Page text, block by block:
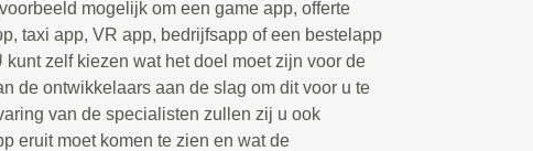
mogelijk om een game app, offerte
taxi app, VR app, bedrijfsapp of een bestelapp
zelf kiezen wat het doel moet zijn voor de
de ontwikkelaars aan de slag om dit voor u te
van de specialisten zullen zij u ook
eruit moet komen te zien en wat de